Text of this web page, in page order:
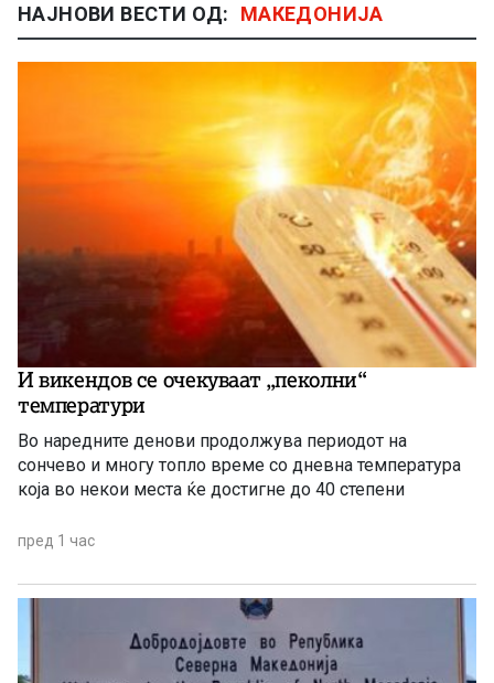
НАЈНОВИ ВЕСТИ ОД: МАКЕДОНИЈА
И викендов се очекуваат „пеколни“
температури
Во наредните денови продолжува периодот на
сончево и многу топло време со дневна температура
која во некои места ќе достигне до 40 степени
пред 1 час